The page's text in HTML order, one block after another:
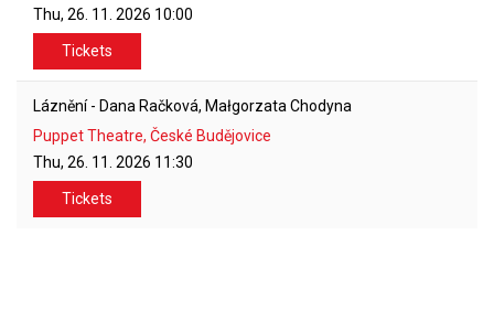
Thu, 26. 11. 2026 10:00
Tickets
Láznění - Dana Račková, Małgorzata Chodyna
Puppet Theatre, České Budějovice
Thu, 26. 11. 2026 11:30
Tickets